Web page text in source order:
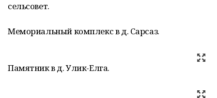
сельсовет.
Мемориальный комплекс в д. Сарсаз.
Памятник в д. Улик-Елга.